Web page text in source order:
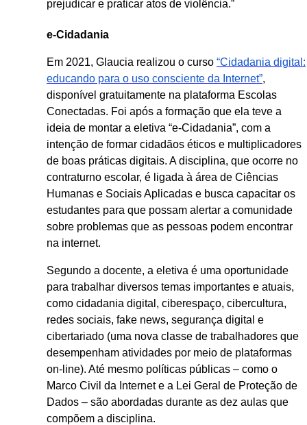
prejudicar e praticar atos de violência.”
e-Cidadania
Em 2021, Glaucia realizou o curso “Cidadania digital:
educando para o uso consciente da Internet”,
disponível gratuitamente na plataforma Escolas
Conectadas. Foi após a formação que ela teve a
ideia de montar a eletiva “e-Cidadania”, com a
intenção de formar cidadãos éticos e multiplicadores
de boas práticas digitais. A disciplina, que ocorre no
contraturno escolar, é ligada à área de Ciências
Humanas e Sociais Aplicadas e busca capacitar os
estudantes para que possam alertar a comunidade
sobre problemas que as pessoas podem encontrar
na internet.
Segundo a docente, a eletiva é uma oportunidade
para trabalhar diversos temas importantes e atuais,
como cidadania digital, ciberespaço, cibercultura,
redes sociais, fake news, segurança digital e
cibertariado (uma nova classe de trabalhadores que
desempenham atividades por meio de plataformas
on-line). Até mesmo políticas públicas – como o
Marco Civil da Internet e a Lei Geral de Proteção de
Dados – são abordadas durante as dez aulas que
compõem a disciplina.